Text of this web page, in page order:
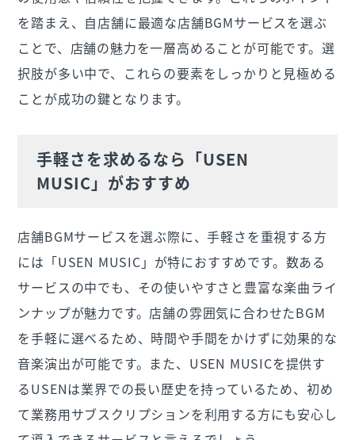
を踏まえ、自店舗に最適な店舗BGMサービスを選ぶ
ことで、店舗の魅力を一層高めることが可能です。選
択肢が多い中で、これらの要素をしっかりと見極める
ことが成功の鍵となります。
手軽さを求めるなら「USEN
MUSIC」がおすすめ
店舗BGMサービスを選ぶ際に、手軽さを重視する方
には「USEN MUSIC」が特におすすめです。数ある
サービスの中でも、その使いやすさと豊富な楽曲ライ
ンナップが魅力です。店舗の雰囲気に合わせたBGM
を手軽に選べるため、時間や手間をかけずに効果的な
音楽演出が可能です。また、USEN MUSICを提供す
るUSENは業界での長い歴史を持っているため、初め
て業務用サブスクリプションを利用する方にも安心し